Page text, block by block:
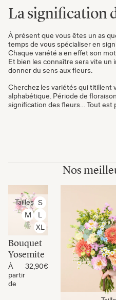
La signification
À présent que vous êtes un as
temps de vous spécialiser en
Chaque variété a en effet son
Et bien les connaître sera vite un
donner du sens aux fleurs.
Cherchez les variétés qui titillent
alphabétique. Période de
signification des fleurs… Tout est
Nos
Tailles S
M
L
XL
Bouquet
Yosemite
À
partir
de
32,90€